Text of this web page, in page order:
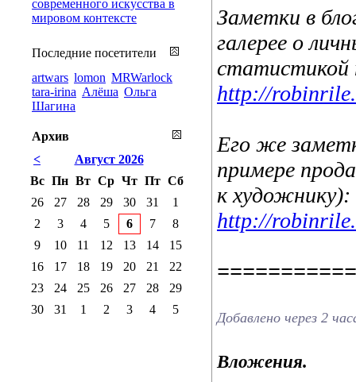
Заметки в
галерее о
статистикой
http://
Его же
примере
к художнику):
http://
Добавлено через 2
Вложения.
современного искусства в
мировом контексте
Последние посетители
artwars lomon MRWarlock
tara-irina Алёша Ольга
Шагина
Архив
<
Август 2026
Вс Пн Вт Ср Чт Пт Сб
26
27 28 29 30 31
1
2
3 4 5 6 7
8
9
10 11 12 13 14
15
16
17 18 19 20 21
22
23
24 25 26 27 28
29
30
31 1 2 3 4 5